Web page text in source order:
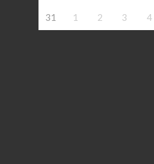
31 1 2 3 4